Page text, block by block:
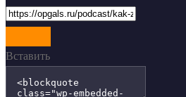
Вставить